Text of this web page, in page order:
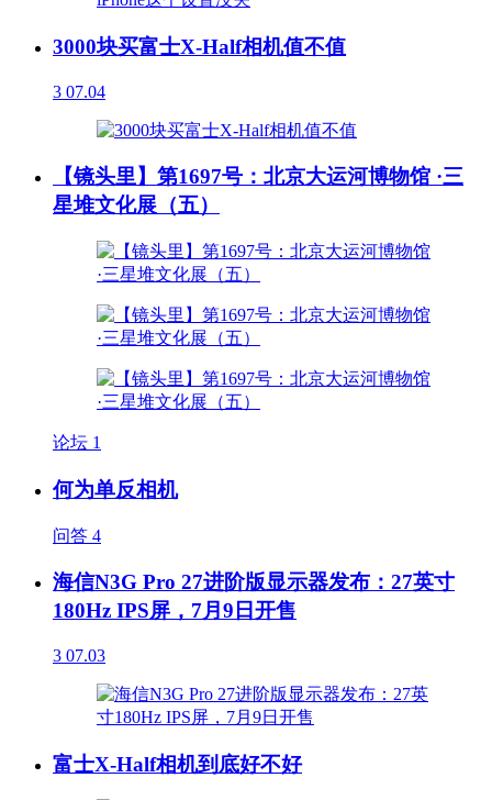
3000块买富士X-Half相机值不值
3 07.04
【镜头里】第1697号：北京大运河博物馆 ·三
星堆文化展（五）
论坛 1
何为单反相机
问答 4
海信N3G Pro 27进阶版显示器发布：27英寸
180Hz IPS屏，7月9日开售
3 07.03
富士X-Half相机到底好不好